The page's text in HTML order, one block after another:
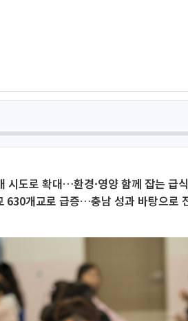
시도로 확대…환경·영양 함께 잡는 급
630개교로 급증…충남 성과 바탕으로